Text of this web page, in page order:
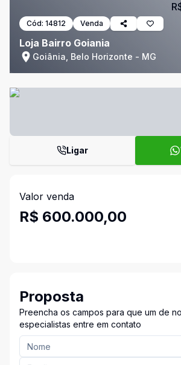
Cód: 14812 Venda
Loja Bairro Goiania
Goiânia, Belo Horizonte - MG
Ligar
Valor venda
R$ 600.000,00
Proposta
Preencha os campos para que um de
especialistas entre em contato